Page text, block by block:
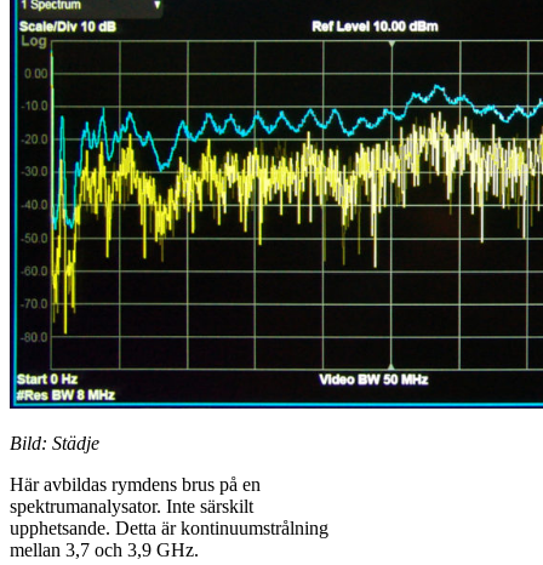
Bild: Städje
Här avbildas rymdens brus på en
spektrumanalysator. Inte särskilt
upphetsande. Detta är kontinuumstrålning
mellan 3,7 och 3,9 GHz.